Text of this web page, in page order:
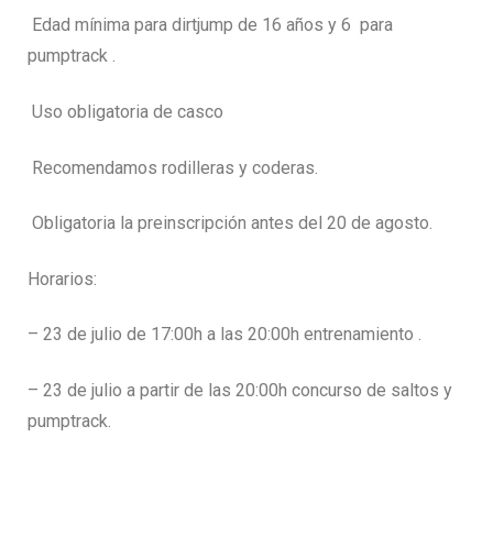
Edad mínima para dirtjump de 16 años y 6 para
pumptrack .
Uso obligatoria de casco
Recomendamos rodilleras y coderas.
Obligatoria la preinscripción antes del 20 de agosto.
Horarios:
– 23 de julio de 17:00h a las 20:00h entrenamiento .
– 23 de julio a partir de las 20:00h concurso de saltos y
pumptrack.